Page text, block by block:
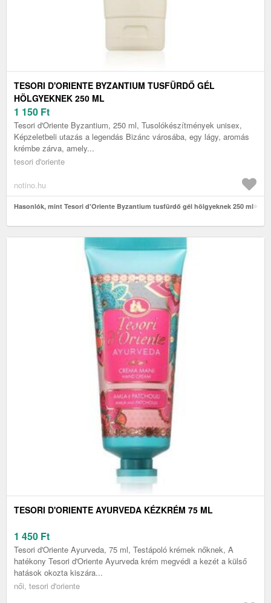
TESORI D'ORIENTE BYZANTIUM TUSFÜRDŐ GÉL
HÖLGYEKNEK 250 ML
1 150 Ft
Tesori d'Oriente Byzantium, 250 ml, Tusolókészítmények unisex,
Képzeletbeli utazás a legendás Bizánc városába, egy lágy, aromás
krémbe zárva, amely...
tesori d'oriente
notino.hu
Hasonlók, mint Tesori d'Oriente Byzantium tusfürdő gél hölgyeknek 250 ml
TESORI D'ORIENTE AYURVEDA KÉZKRÉM 75 ML
1 450 Ft
Tesori d'Oriente Ayurveda, 75 ml, Testápoló krémek nőknek, A
hatékony Tesori d'Oriente Ayurveda krém megvédi a kezét a külső
hatások okozta kiszára...
női, tesori d'oriente